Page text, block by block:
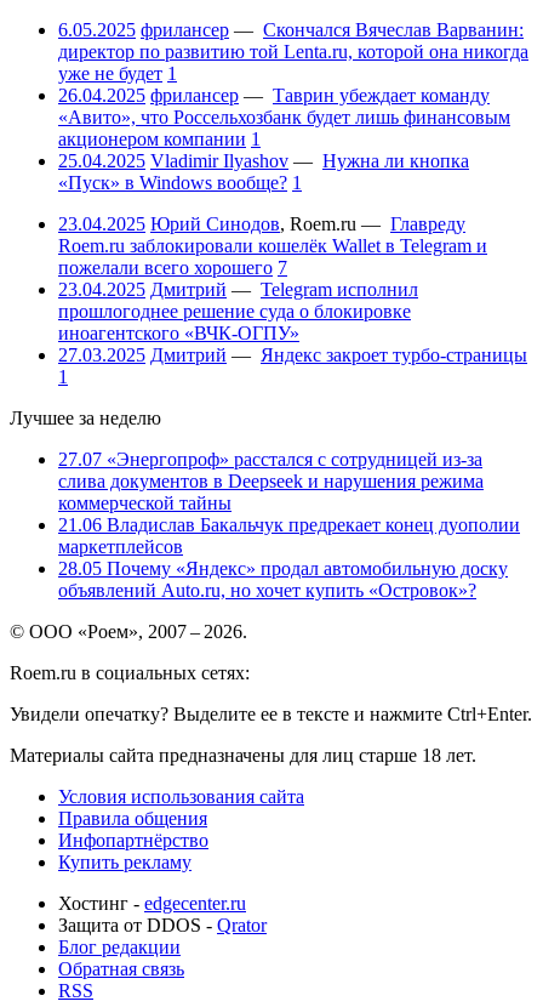
6.05.2025 фрилансер — Скончался Вячеслав Варванин:
директор по развитию той Lenta.ru, которой она никогда
уже не будет 1
26.04.2025 фрилансер — Таврин убеждает команду
«Авито», что Россельхозбанк будет лишь финансовым
акционером компании 1
25.04.2025 Vladimir Ilyashov — Нужна ли кнопка
«Пуск» в Windows вообще? 1
23.04.2025 Юрий Синодов, Roem.ru — Главреду
Roem.ru заблокировали кошелёк Wallet в Telegram и
пожелали всего хорошего 7
23.04.2025 Дмитрий — Telegram исполнил
прошлогоднее решение суда о блокировке
иноагентского «ВЧК-ОГПУ»
27.03.2025 Дмитрий — Яндекс закроет турбо-страницы
1
Лучшее за неделю
27.07 «Энергопроф» расстался с сотрудницей из-за
слива документов в Deepseek и нарушения режима
коммерческой тайны
21.06 Владислав Бакальчук предрекает конец дуополии
маркетплейсов
28.05 Почему «Яндекс» продал автомобильную доску
объявлений Auto.ru, но хочет купить «Островок»?
© ООО «Роем», 2007 – 2026.
Roem.ru в социальных сетях:
Увидели опечатку? Выделите ее в тексте и нажмите Ctrl+Enter.
Материалы сайта предназначены для лиц старше 18 лет.
Условия использования сайта
Правила общения
Инфопартнёрство
Купить рекламу
Хостинг - edgecenter.ru
Защита от DDOS - Qrator
Блог редакции
Обратная связь
RSS